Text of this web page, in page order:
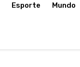
Esporte Mundo